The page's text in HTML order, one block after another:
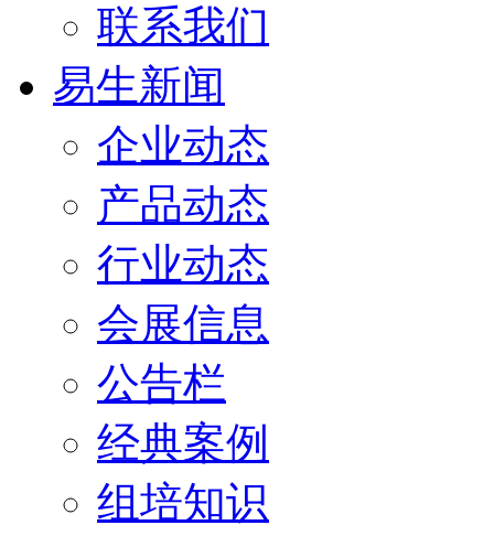
联系我们
易生新闻
企业动态
产品动态
行业动态
会展信息
公告栏
经典案例
组培知识